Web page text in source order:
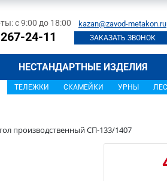
с 9:00 до 18:00
24-11
kazan@zavod-metakon.ru
ЗАКАЗАТЬ ЗВОНОК
НЕСТАНДАРТНЫЕ ИЗДЕЛИЯ
ТЕЛЕЖКИ СКАМЕЙКИ УРНЫ
производственный СП-133/1407